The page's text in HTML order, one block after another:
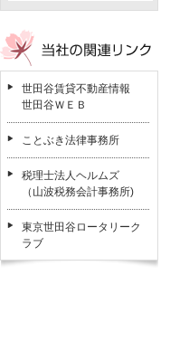
世田谷賃貸不動産情報
世田谷ＷＥＢ
ことぶき法律事務所
税理士法人ヘルムズ
（山波税務会計事務所)
東京世田谷ロータリーク
ラブ